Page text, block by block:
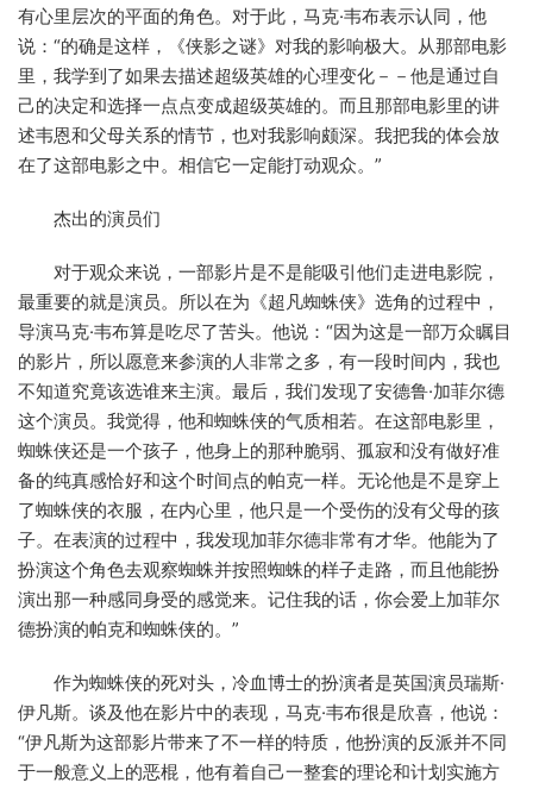
有心里层次的平面的角色。对于此，马克·韦布表示认同，他
说：“的确是这样，《侠影之谜》对我的影响极大。从那部电影
里，我学到了如果去描述超级英雄的心理变化－－他是通过自
己的决定和选择一点点变成超级英雄的。而且那部电影里的讲
述韦恩和父母关系的情节，也对我影响颇深。我把我的体会放
在了这部电影之中。相信它一定能打动观众。”
杰出的演员们
对于观众来说，一部影片是不是能吸引他们走进电影院，
最重要的就是演员。所以在为《超凡蜘蛛侠》选角的过程中，
导演马克·韦布算是吃尽了苦头。他说：“因为这是一部万众瞩目
的影片，所以愿意来参演的人非常之多，有一段时间内，我也
不知道究竟该选谁来主演。最后，我们发现了安德鲁·加菲尔德
这个演员。我觉得，他和蜘蛛侠的气质相若。在这部电影里，
蜘蛛侠还是一个孩子，他身上的那种脆弱、孤寂和没有做好准
备的纯真感恰好和这个时间点的帕克一样。无论他是不是穿上
了蜘蛛侠的衣服，在内心里，他只是一个受伤的没有父母的孩
子。在表演的过程中，我发现加菲尔德非常有才华。他能为了
扮演这个角色去观察蜘蛛并按照蜘蛛的样子走路，而且他能扮
演出那一种感同身受的感觉来。记住我的话，你会爱上加菲尔
德扮演的帕克和蜘蛛侠的。”
作为蜘蛛侠的死对头，冷血博士的扮演者是英国演员瑞斯·
伊凡斯。谈及他在影片中的表现，马克·韦布很是欣喜，他说：
“伊凡斯为这部影片带来了不一样的特质，他扮演的反派并不同
于一般意义上的恶棍，他有着自己一整套的理论和计划实施方